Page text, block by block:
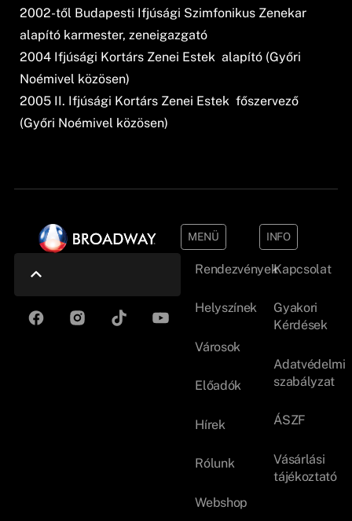
2002-től Budapesti Ifjúsági Szimfonikus Zenekar 
alapító karmester, zeneigazgató
2004 Ifjúsági Kortárs Zenei Estek  alapító (Győri
Noémivel közösen)
2005 II. Ifjúsági Kortárs Zenei Estek  főszervező
(Győri Noémivel közösen)
MENÜ
Rendezvények
Helyszínek
Városok
Előadók
Hírek
Rólunk
Webshop
INFO
Kapcsolat
Gyakori
Kérdések
Adatvédelmi
szabályzat
ÁSZF
Vásárlási
tájékoztató